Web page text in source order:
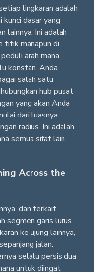
lingkaran adalah
kunci dasar yang
lainnya. Ini adalah
titik manapun di
arah mana
konstan. Anda
salah satu
hub pusat
yang akan Anda
dari luasnya
radius. Ini adalah
semua sifat lain
Across the
dan terkait
segmen garis lurus
ke ujung lainnya,
jalan.
selalu persis dua
untuk diingat